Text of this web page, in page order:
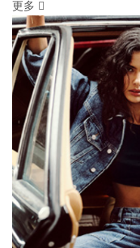
更多